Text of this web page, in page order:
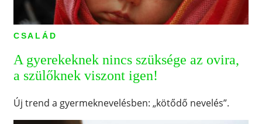
CSALÁD
A gyerekeknek nincs szüksége az ovira,
a szülőknek viszont igen!
Új trend a gyermeknevelésben: „kötődő nevelés”.